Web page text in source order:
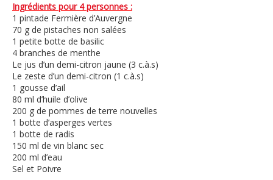
Ingrédients pour 4 personnes :
1 pintade Fermière d’Auvergne
70 g de pistaches non salées
1 petite botte de basilic
4 branches de menthe
Le jus d’un demi-citron jaune (3 c.à.s)
Le zeste d’un demi-citron (1 c.à.s)
1 gousse d’ail
80 ml d’huile d’olive
200 g de pommes de terre nouvelles
1 botte d’asperges vertes
1 botte de radis
150 ml de vin blanc sec
200 ml d’eau
Sel et Poivre